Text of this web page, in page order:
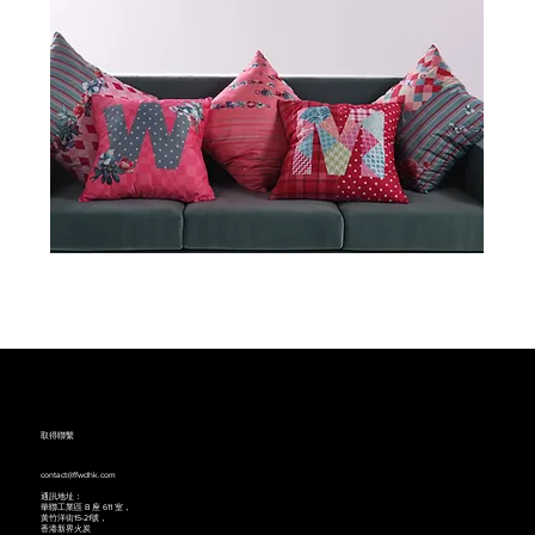
取得聯繫
contact@ffwdhk.com
通訊地址：
華聯工業區 B 座 611 室，
黃竹洋街15-21號，
香港新界火炭